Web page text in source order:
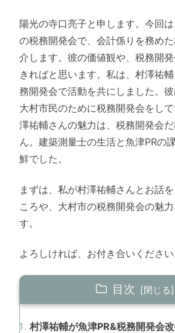
陽光の寺口亮子と申します。今回
の税務開発会で、会計係りを務め
介します。彼の価値観や、税務開
きればと思います。私は、村澤祐
務開発会で活動を共にしました。
大村市民のために税務開発会をし
澤祐輔さんの魅力は、税務開発会
ん。建築測量士の生活と魚津PRの
鮮でした。
まずは、私が村澤祐輔さんとお話
ころや、大村市の税務開発会の魅
す。
よろしければ、お付き合いください
目次
村澤祐輔が魚津PR&税務開発会